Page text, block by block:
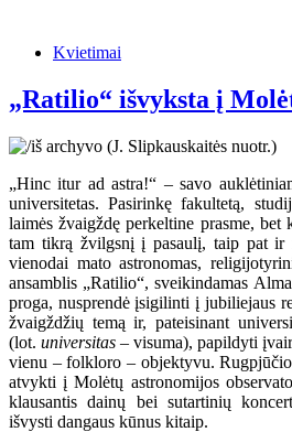
Kvietimai
„Ratilio“ išvyksta į
„Hinc itur ad astra!“ – savo
universitetas. Pasirinkę fakultetą,
laimės žvaigždę perkeltine prasme, bet
tam tikrą žvilgsnį į pasaulį, taip pat ir
vienodai mato astronomas,
ansamblis „Ratilio“, sveikindamas
proga, nusprendė įsigilinti į jubiliejaus
žvaigždžių temą ir, pateisinant
(lot. universitas – visuma), papildyti
vienu – folkloro – objektyvu.
atvykti į Molėtų astronomijos
klausantis dainų bei sutartinių
išvysti dangaus kūnus kitaip.